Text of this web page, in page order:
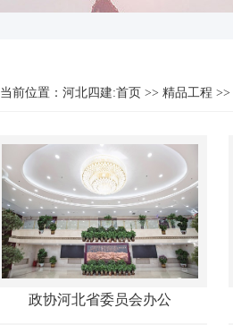
当前位置： 河北四建:首页 >> 精品工程 >>
政协河北省委员会办公